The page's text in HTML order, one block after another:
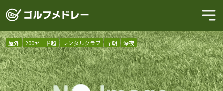
屋外 200ヤード超 レンタルクラブ 早朝 深夜